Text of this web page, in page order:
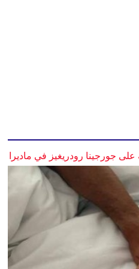
جورجينا رودريغيز في ماديرا